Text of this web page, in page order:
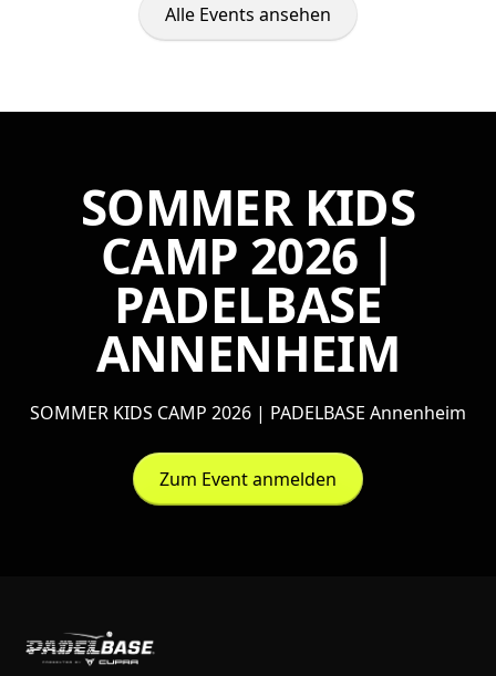
Alle Events ansehen
SOMMER KIDS
CAMP 2026 |
PADELBASE
ANNENHEIM
SOMMER KIDS CAMP 2026 | PADELBASE Annenheim
Zum Event anmelden